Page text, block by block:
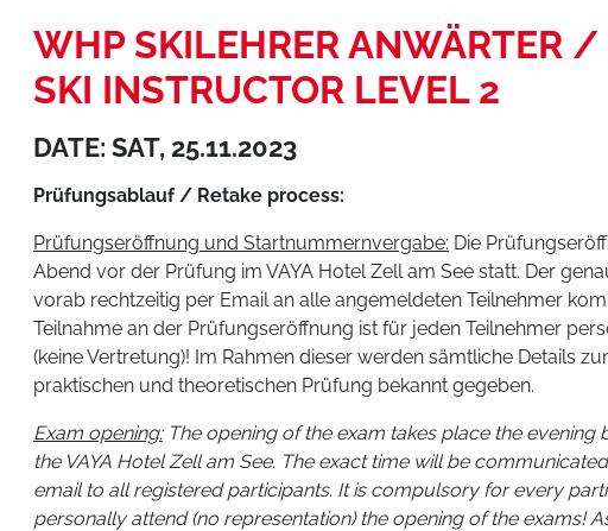
WHP SKILEHRER ANWÄRTER /
SKI INSTRUCTOR LEVEL 2
DATE: SAT, 25.11.2023
Prüfungsablauf / Retake process:
Prüfungseröffnung und Startnummernvergabe: Die
Abend vor der Prüfung im VAYA Hotel Zell am See statt. Der
vorab rechtzeitig per Email an alle angemeldeten Teilnehmer
Teilnahme an der Prüfungseröffnung ist für jeden Teilnehmer
(keine Vertretung)! Im Rahmen dieser werden sämtliche Details
praktischen und theoretischen Prüfung bekannt gegeben.
Exam opening:The opening of the exam takes place the evening
the VAYA Hotel Zell am See. The exact time will be
email to all registered participants. It is compulsory for every
personally attend (no representation) the opening of the exams!